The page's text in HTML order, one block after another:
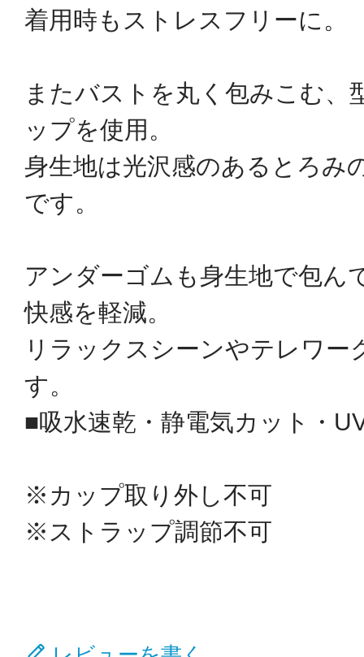
着用時もストレスフリーに。
またバストを丸く包みこむ、
ップを使用。
身生地は光沢感のあるとろみ
です。
アンダーゴムも身生地で包ん
快感を軽減。
リラックスシーンやテレワー
す。
■吸水速乾・静電気カット・
※カップ取り外し不可
※ストラップ調節不可